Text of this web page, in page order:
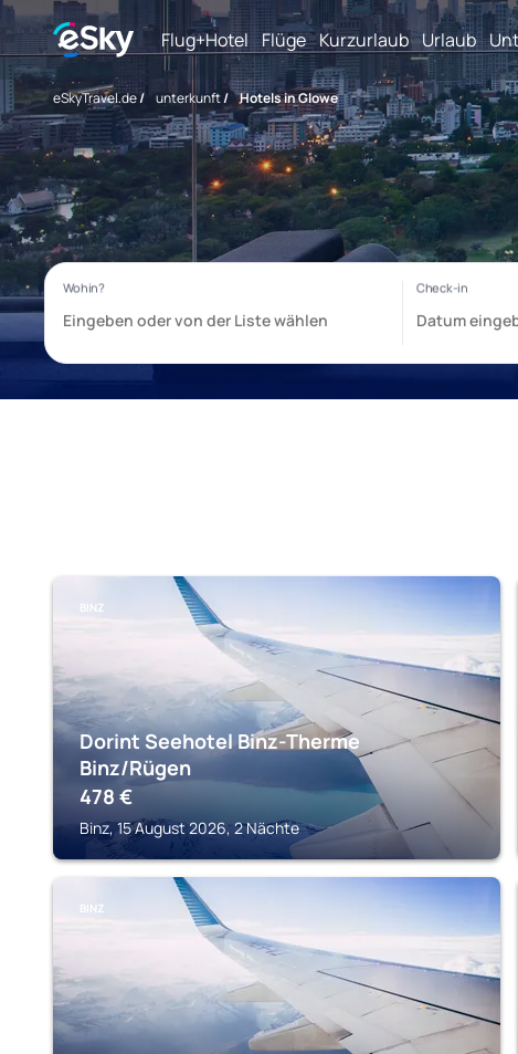
Flug+Hotel Flüge Kurzurlaub Urlaub
eSkyTravel.de/ unterkunft/ Hotels in Glowe
BINZ
Dorint Seehotel Binz-Therme
Binz/Rügen
478 €
Binz, 15 August 2026, 2 Nächte
BINZ